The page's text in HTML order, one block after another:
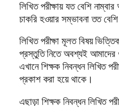
লিখিত পরীক্ষায় যত বেশি
চাকরি হওয়ার সম্ভাবনা তত
লিখিত পরীক্ষা মূলত বিষয়
প্রস্তুতি নিতে অবশ্যই
এখানে শিক্ষক নিবন্ধন লিখিত
প্রকাশ করা হয়ে থাকে।
এছাড়া শিক্ষক নিবন্ধন লিখিত